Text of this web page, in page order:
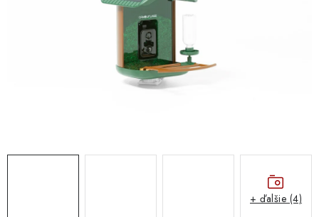
+ ďalšie (4)